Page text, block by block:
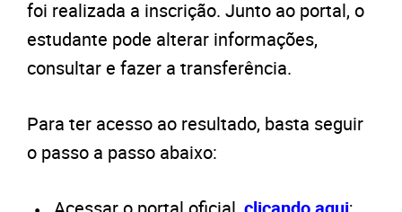
foi realizada a inscrição. Junto ao portal, o
estudante pode alterar informações,
consultar e fazer a transferência.
Para ter acesso ao resultado, basta seguir
o passo a passo abaixo: